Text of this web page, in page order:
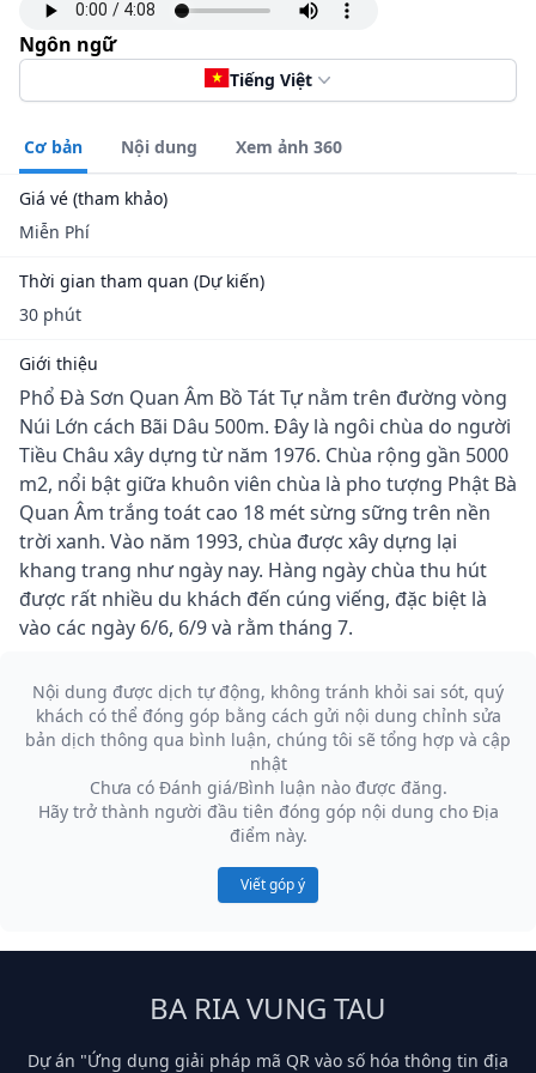
Ngôn ngữ
Tiếng Việt
Cơ bản Nội dung Xem ảnh 360
Giá vé (tham khảo)
Miễn Phí
Thời gian tham quan (Dự kiến)
30 phút
Giới thiệu
Phổ Đà Sơn Quan Âm Bồ Tát Tự nằm trên đường vòng
Núi Lớn cách Bãi Dâu 500m. Đây là ngôi chùa do người
Tiều Châu xây dựng từ năm 1976. Chùa rộng gần 5000
m2, nổi bật giữa khuôn viên chùa là pho tượng Phật Bà
Quan Âm trắng toát cao 18 mét sừng sững trên nền
trời xanh. Vào năm 1993, chùa được xây dựng lại
khang trang như ngày nay. Hàng ngày chùa thu hút
được rất nhiều du khách đến cúng viếng, đặc biệt là
vào các ngày 6/6, 6/9 và rằm tháng 7.
Nội dung được dịch tự động, không tránh khỏi sai sót, quý
khách có thể đóng góp bằng cách gửi nội dung chỉnh sửa
bản dịch thông qua bình luận, chúng tôi sẽ tổng hợp và cập
nhật
Chưa có Đánh giá/Bình luận nào được đăng.
Hãy trở thành người đầu tiên đóng góp nội dung cho Địa
điểm này.
Viết góp ý
BA RIA VUNG TAU
Dự án "Ứng dụng giải pháp mã QR vào số hóa thông tin địa